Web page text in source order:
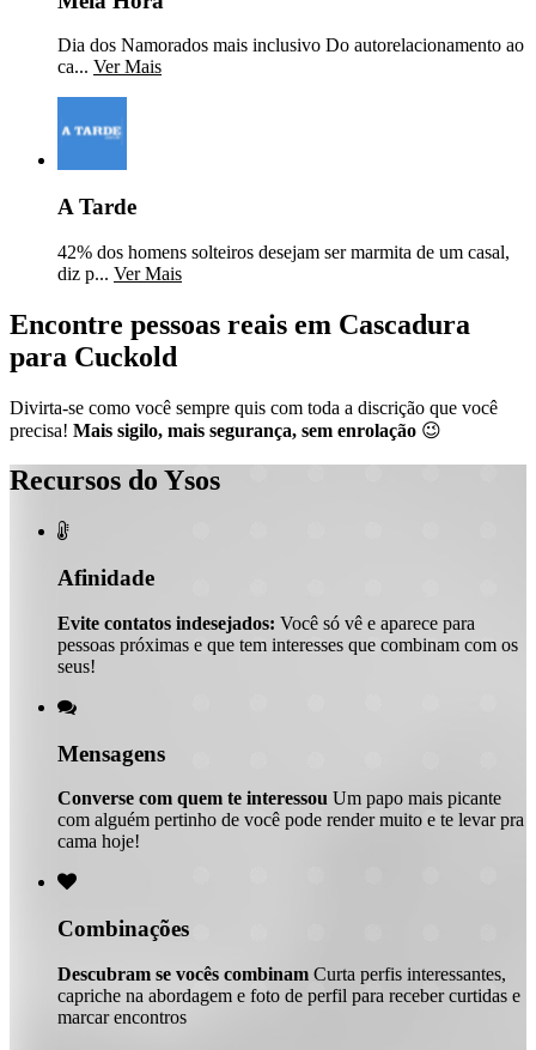
Dia dos Namorados mais inclusivo Do autorelacionamento ao
ca... Ver Mais
A Tarde
42% dos homens solteiros desejam ser marmita de um casal,
diz p... Ver Mais
Encontre pessoas reais em Cascadura
para Cuckold
Divirta-se como você sempre quis com toda a discrição que você
precisa! Mais sigilo, mais segurança, sem enrolação 😉
Recursos do Ysos

Afinidade
Evite contatos indesejados: Você só vê e aparece para
pessoas próximas e que tem interesses que combinam com os
seus!

Mensagens
Converse com quem te interessou Um papo mais picante
com alguém pertinho de você pode render muito e te levar pra
cama hoje!

Combinações
Descubram se vocês combinam Curta perfis interessantes,
capriche na abordagem e foto de perfil para receber curtidas e
marcar encontros